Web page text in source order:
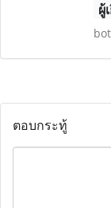
ผู้
ตอบกระทู้